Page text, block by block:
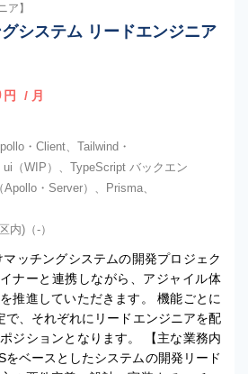
ア】
システム リードエンジニア
円 / 月
・Client、Tailwind・
（WIP）、TypeScript バックエン
・Server）、Prisma、
内)（‐）
マッチングシステムの開発プロジェク
ナーと連携しながら、アジャイル体
推進していただきます。 機能ごとに
で、それぞれにリードエンジニアを配
ジションとなります。 【主な業務内
ベースとしたシステムの開発リード